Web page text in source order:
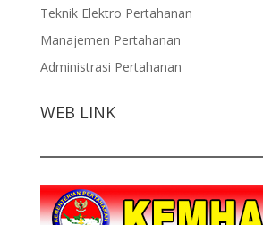
Teknik Elektro Pertahanan
Manajemen Pertahanan
Administrasi Pertahanan
WEB LINK